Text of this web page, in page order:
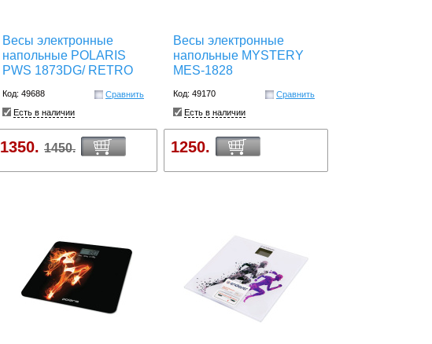
Весы электронные
напольные POLARIS
PWS 1873DG/ RETRO
Код: 49688
Сравнить
Есть в наличии
1350. 1450.
Весы электронные
напольные MYSTERY
MES-1828
Код: 49170
Сравнить
Есть в наличии
1250.